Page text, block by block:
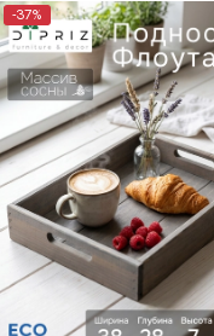
-37%